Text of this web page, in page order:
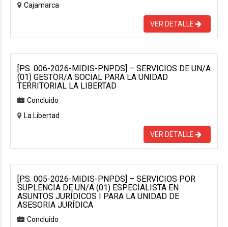
Cajamarca
VER DETALLE
[P.S. 006-2026-MIDIS-PNPDS] – SERVICIOS DE UN/A
(01) GESTOR/A SOCIAL PARA LA UNIDAD
TERRITORIAL LA LIBERTAD
Concluido
La Libertad
VER DETALLE
[P.S. 005-2026-MIDIS-PNPDS] – SERVICIOS POR
SUPLENCIA DE UN/A (01) ESPECIALISTA EN
ASUNTOS JURÍDICOS I PARA LA UNIDAD DE
ASESORIA JURÍDICA
Concluido